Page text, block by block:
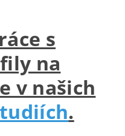
s
na
v našich
.